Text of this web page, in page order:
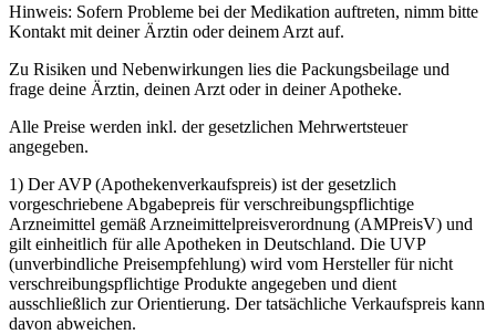
Hinweis: Sofern Probleme bei der Medikation auftreten, nimm bitte
Kontakt mit deiner Ärztin oder deinem Arzt auf.
Zu Risiken und Nebenwirkungen lies die Packungsbeilage und
frage deine Ärztin, deinen Arzt oder in deiner Apotheke.
Alle Preise werden inkl. der gesetzlichen Mehrwertsteuer
angegeben.
1) Der AVP (Apothekenverkaufspreis) ist der gesetzlich
vorgeschriebene Abgabepreis für verschreibungspflichtige
Arzneimittel gemäß Arzneimittelpreisverordnung (AMPreisV) und
gilt einheitlich für alle Apotheken in Deutschland. Die UVP
(unverbindliche Preisempfehlung) wird vom Hersteller für nicht
verschreibungspflichtige Produkte angegeben und dient
ausschließlich zur Orientierung. Der tatsächliche Verkaufspreis kann
davon abweichen.